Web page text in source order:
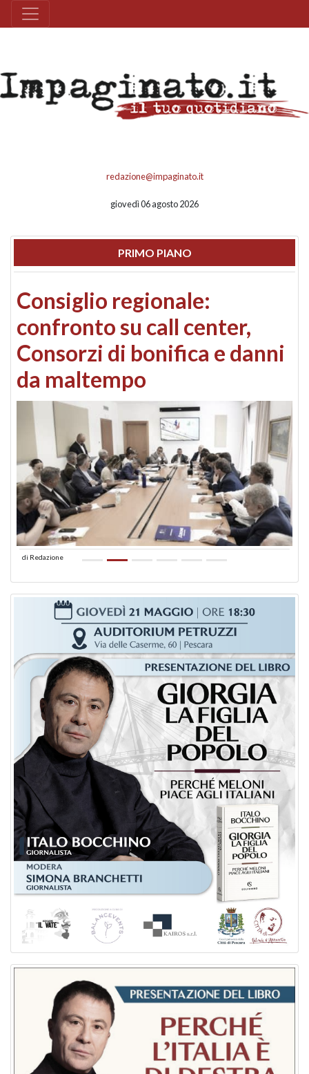
redazione@impaginato.it
giovedì 06 agosto 2026
PRIMO PIANO
Consiglio regionale:
confronto su call center,
Consorzi di bonifica e danni
da maltempo
di Redazione